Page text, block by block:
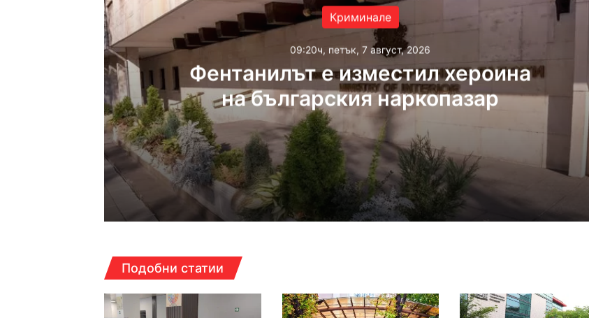
Криминале
09:20ч, петък, 7 август, 2026
Фентанилът е изместил хероина
на българския наркопазар
09:20ч, петък, 7 август, 2026
ПП–ДБ: Държавата да не изоставя Пловдивския панаир
Подобни статии